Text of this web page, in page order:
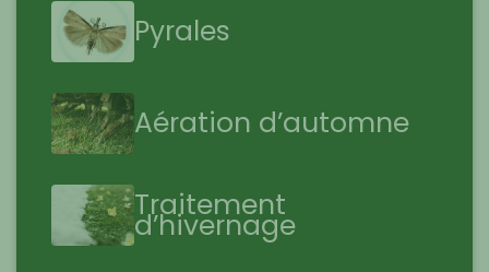
Pyrales
Aération d’automne
Traitement
d’hivernage